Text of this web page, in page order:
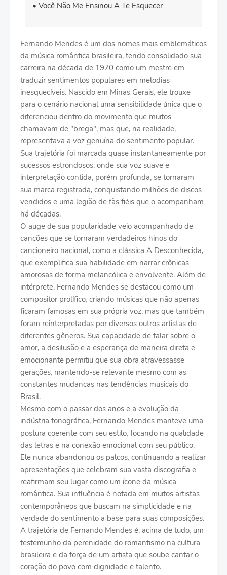
Você Não Me Ensinou A Te Esquecer
Fernando Mendes é um dos nomes mais emblemáticos
da música romântica brasileira, tendo consolidado sua
carreira na década de 1970 como um mestre em
traduzir sentimentos populares em melodias
inesquecíveis. Nascido em Minas Gerais, ele trouxe
para o cenário nacional uma sensibilidade única que o
diferenciou dentro do movimento que muitos
chamavam de "brega", mas que, na realidade,
representava a voz genuína do sentimento popular.
Sua trajetória foi marcada quase instantaneamente por
sucessos estrondosos, onde sua voz suave e
interpretação contida, porém profunda, se tornaram
sua marca registrada, conquistando milhões de discos
vendidos e uma legião de fãs fiéis que o acompanham
há décadas.
O auge de sua popularidade veio acompanhado de
canções que se tornaram verdadeiros hinos do
cancioneiro nacional, como a clássica A Desconhecida,
que exemplifica sua habilidade em narrar crônicas
amorosas de forma melancólica e envolvente. Além de
intérprete, Fernando Mendes se destacou como um
compositor prolífico, criando músicas que não apenas
ficaram famosas em sua própria voz, mas que também
foram reinterpretadas por diversos outros artistas de
diferentes gêneros. Sua capacidade de falar sobre o
amor, a desilusão e a esperança de maneira direta e
emocionante permitiu que sua obra atravessasse
gerações, mantendo-se relevante mesmo com as
constantes mudanças nas tendências musicais do
Brasil.
Mesmo com o passar dos anos e a evolução da
indústria fonográfica, Fernando Mendes manteve uma
postura coerente com seu estilo, focando na qualidade
das letras e na conexão emocional com seu público.
Ele nunca abandonou os palcos, continuando a realizar
apresentações que celebram sua vasta discografia e
reafirmam seu lugar como um ícone da música
romântica. Sua influência é notada em muitos artistas
contemporâneos que buscam na simplicidade e na
verdade do sentimento a base para suas composições.
A trajetória de Fernando Mendes é, acima de tudo, um
testemunho da perenidade do romantismo na cultura
brasileira e da força de um artista que soube cantar o
coração do povo com dignidade e talento.